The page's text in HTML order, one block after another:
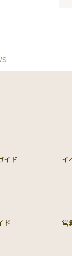
イド イ
ド 営